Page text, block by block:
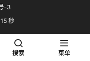
-3
秒
搜索 菜单